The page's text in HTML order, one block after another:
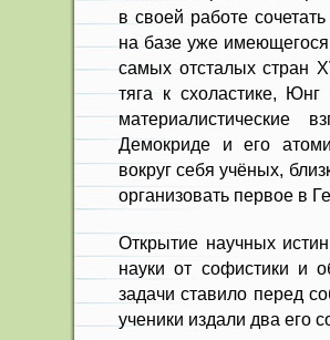
в своей работе
на базе уже
самых отсталых стран
тяга к схоластике, Юнг
материалистические
Демокриде и его
вокруг себя учёных,
организовать первое в
Открытие научных
науки от софистики и
задачи ставило перед
ученики издали два его